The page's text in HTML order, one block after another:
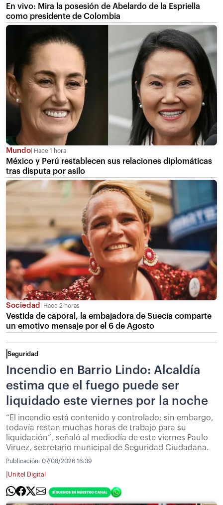
En vivo: Mira la posesión de Abelardo de la Espriella
como presidente de Colombia
Mundo Hace 1 hora
México y Perú restablecen sus relaciones diplomáticas
tras disputa por asilo
Sociedad Hace 2 horas
Vestida de caporal, la embajadora de Suecia comparte
un emotivo mensaje por el 6 de Agosto
Seguridad
Incendio en Barrio Lindo: Alcaldía
estima que el fuego puede ser
liquidado este viernes por la noche
“El incendio está contenido y controlado; sin embargo,
todavía restan muchas horas de trabajo para su
liquidación”, señaló al mediodía de este viernes Paulo
Viruez, secretario municipal de Seguridad Ciudadana.
Publicación: 07/08/2026 16:39
Unitel Digital